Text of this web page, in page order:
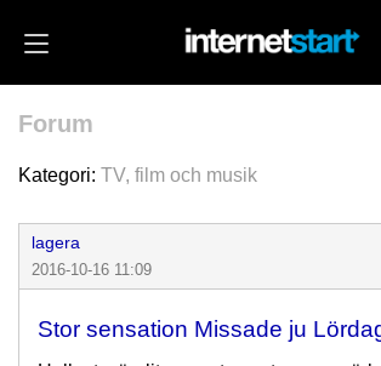
• Glömt
Forum
Kategori: TV, film och musik
lagera
2016-10-16 11:09
Stor sensation Missade ju